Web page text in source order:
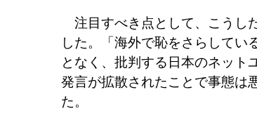
注目すべき点として、こうし
した。「海外で恥をさらしてい
となく、批判する日本のネット
発言が拡散されたことで事態は
た。